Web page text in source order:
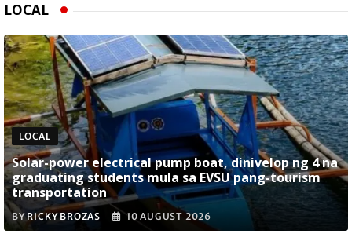
LOCAL
LOCAL
Solar-power electrical pump boat, dinivelop ng 4 na
graduating students mula sa EVSU pang-tourism
transportation
BY RICKY BROZAS 10 AUGUST 2026